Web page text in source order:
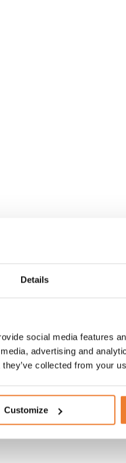
Details
social media features
advertising and
collected from your
Customize